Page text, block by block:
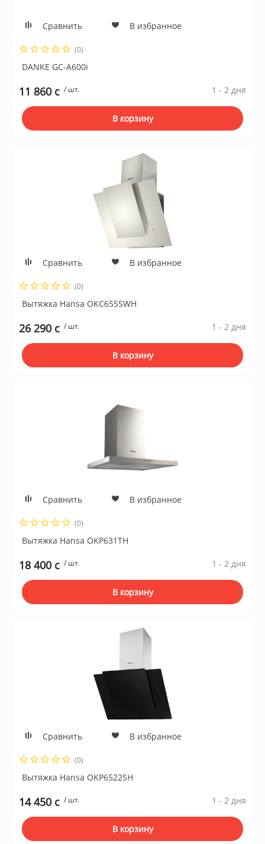
Сравнить В избранное
(0)
DANKE GC-A600i
11 860 c / шт. 1 - 2 дня
В корзину
Сравнить В избранное
(0)
Вытяжка Hansa OKC655SWH
26 290 c / шт. 1 - 2 дня
В корзину
Сравнить В избранное
(0)
Вытяжка Hansa OKP631TH
18 400 c / шт. 1 - 2 дня
В корзину
Сравнить В избранное
(0)
Вытяжка Hansa OKP6522SH
14 450 c / шт. 1 - 2 дня
В корзину